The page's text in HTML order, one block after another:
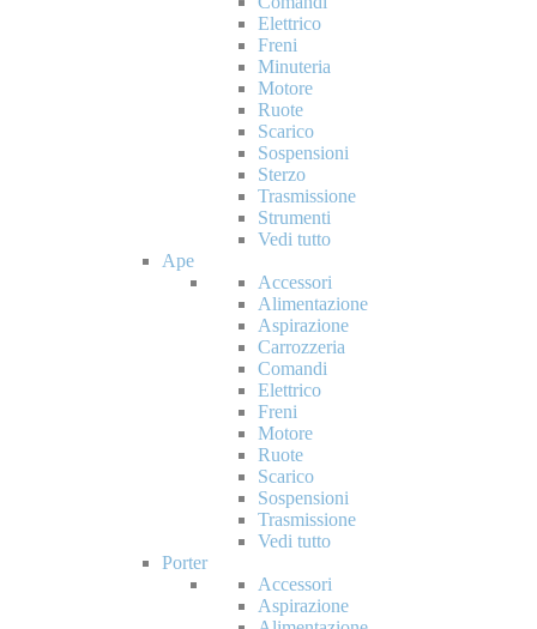
Elettrico
Freni
Minuteria
Motore
Ruote
Scarico
Sospensioni
Sterzo
Trasmissione
Strumenti
Vedi tutto
Ape
Accessori
Alimentazione
Aspirazione
Carrozzeria
Comandi
Elettrico
Freni
Motore
Ruote
Scarico
Sospensioni
Trasmissione
Vedi tutto
Porter
Accessori
Aspirazione